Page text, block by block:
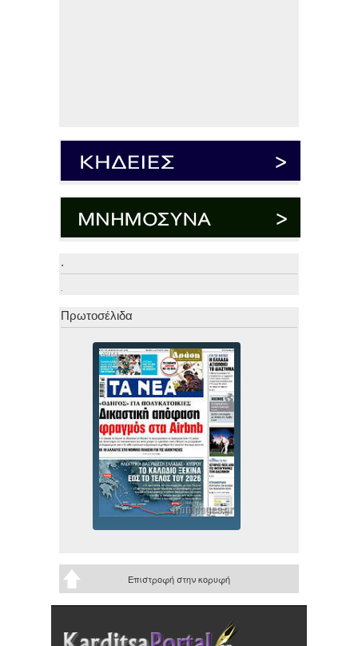
.
.
Πρωτοσέλιδα
Επιστροφή στην κορυφή